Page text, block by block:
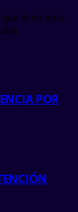
él no tuvo
POR